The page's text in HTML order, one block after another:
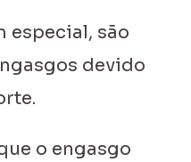
especial, são
devido
o engasgo